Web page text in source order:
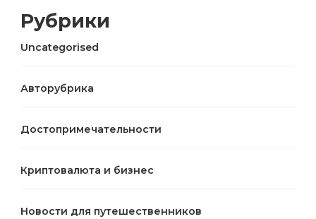
Рубрики
Uncategorised
Авторубрика
Достопримечательности
Криптовалюта и бизнес
Новости для путешественников